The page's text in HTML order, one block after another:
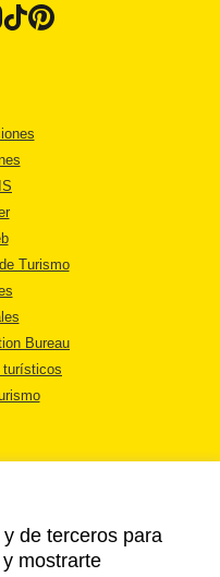
Turismo
Bureau
turísticos
de terceros para
mostrarte